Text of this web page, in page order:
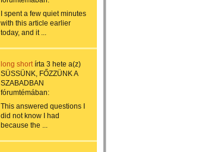
I spent a few quiet minutes
with this article earlier
today, and it ...
long shortírta 3 hete a(z)
SÜSSÜNK, FŐZZÜNK A
SZABADBAN
fórumtémában:
This answered questions I
did not know I had
because the ...